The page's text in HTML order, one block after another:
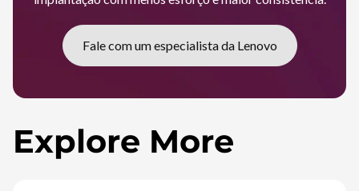
Fale com um especialista da Lenovo
Explore More